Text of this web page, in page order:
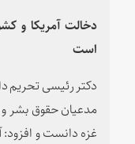
دخالت آمریکا و
است
دکتر رئیسی تحریم
مدعیان حقوق بشر
غزه دانست و افزود: